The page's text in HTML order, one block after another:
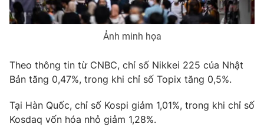
Giải sao mai
Làm đẹp
Chất lượng cuộc sống
Tuyển sinh
Công nghệ
Sản phẩm
Tư vấn
Ảnh minh họa
Theo thông tin từ CNBC, chỉ số Nikkei 225 của Nhật
Bản tăng 0,47%, trong khi chỉ số Topix tăng 0,5%.
Tại Hàn Quốc, chỉ số Kospi giảm 1,01%, trong khi chỉ số
Kosdaq vốn hóa nhỏ giảm 1,28%.